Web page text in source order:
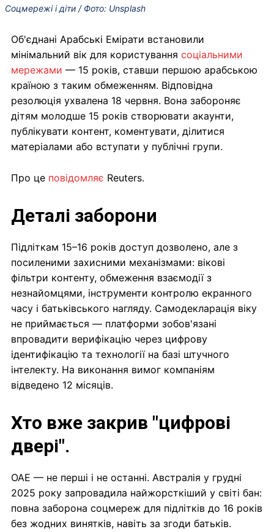
Соцмережі і діти / Фото: Unsplash
Об'єднані Арабські Емірати встановили
мінімальний вік для користування соціальними
мережами — 15 років, ставши першою арабською
країною з таким обмеженням. Відповідна
резолюція ухвалена 18 червня. Вона забороняє
дітям молодше 15 років створювати акаунти,
публікувати контент, коментувати, ділитися
матеріалами або вступати у публічні групи.
Про це повідомляє Reuters.
Деталі заборони
Підліткам 15–16 років доступ дозволено, але з
посиленими захисними механізмами: вікові
фільтри контенту, обмеження взаємодії з
незнайомцями, інструменти контролю екранного
часу і батьківського нагляду. Самодекларація віку
не приймається — платформи зобов'язані
впровадити верифікацію через цифрову
ідентифікацію та технології на базі штучного
інтелекту. На виконання вимог компаніям
відведено 12 місяців.
Хто вже закрив "цифрові
двері".
ОАЕ — не перші і не останні. Австралія у грудні
2025 року запровадила найжорсткіший у світі бан:
повна заборона соцмереж для підлітків до 16 років
без жодних винятків, навіть за згоди батьків.